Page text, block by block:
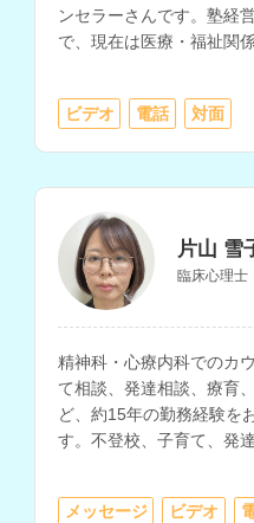
ンセラーさんです。塾経
で、現在は医療・福祉関
学の学生相談、小中学生
られます。
ビデオ 電話 対面
片山 雪
臨床心理士
精神科・心療内科でのカ
て相談、発達相談、療育
ど、約15年の勤務経験を
す。不登校、子育て、発
メッセージ ビデオ